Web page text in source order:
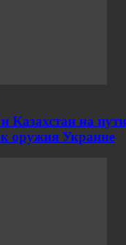
Казахстан на
оружия Украине